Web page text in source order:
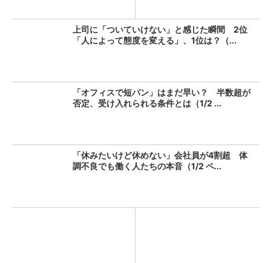
上司に「ついていけない」と感じた瞬間 2位
「人によって態度を変える」、1位は？（...
「オフィスで短パン」はまだ早い？ 半数超が
否定、受け入れられる条件とは（1/2 ...
「休みたいけど休めない」会社員が4割超 体
調不良でも働く人たちの本音（1/2 ペ...